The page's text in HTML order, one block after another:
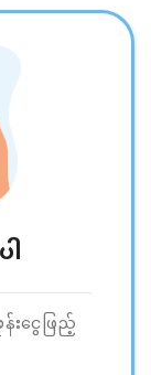
းငွေဖြည့်